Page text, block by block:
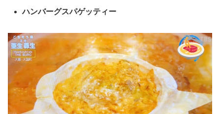
ハンバーグスパゲッティー